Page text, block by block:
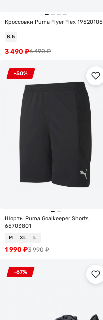
Кроссовки Puma Flyer Flex 19520105
8.5
6 490₽
3 490 ₽
-50%
Шорты Puma Goalkeeper Shorts
65703801
M XL L
3 990₽
1 990 ₽
-67%